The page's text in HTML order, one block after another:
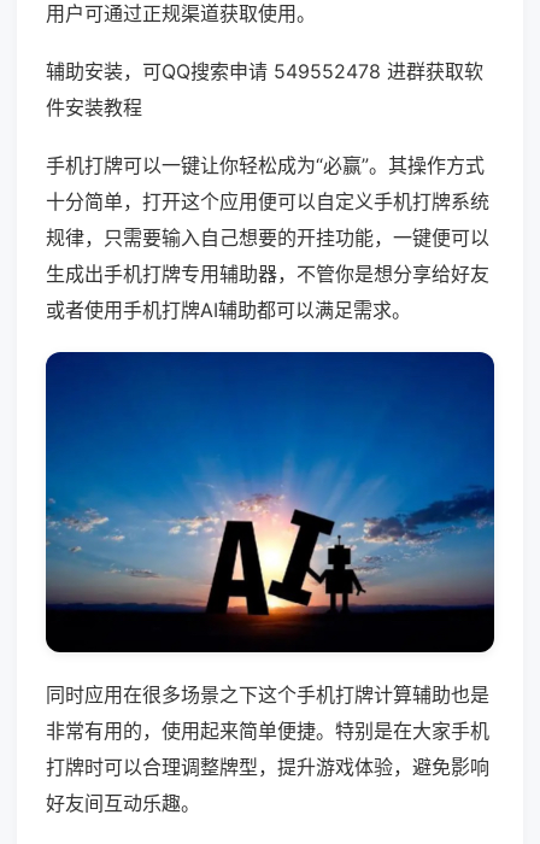
用户可通过正规渠道获取使用。
辅助安装，可QQ搜索申请 549552478 进群获取软
件安装教程
手机打牌可以一键让你轻松成为“必赢”。其操作方式
十分简单，打开这个应用便可以自定义手机打牌系统
规律，只需要输入自己想要的开挂功能，一键便可以
生成出手机打牌专用辅助器，不管你是想分享给好友
或者使用手机打牌AI辅助都可以满足需求。
同时应用在很多场景之下这个手机打牌计算辅助也是
非常有用的，使用起来简单便捷。特别是在大家手机
打牌时可以合理调整牌型，提升游戏体验，避免影响
好友间互动乐趣。